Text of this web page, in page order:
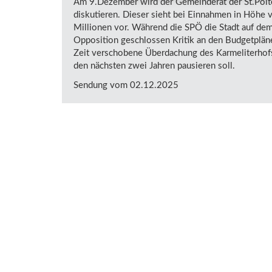
Am 9.Dezember wird der Gemeinderat der
diskutieren. Dieser sieht bei Einnahmen in
Millionen vor. Während die SPÖ die Stadt auf
Opposition geschlossen Kritik an den
Zeit verschobene Überdachung des
den nächsten zwei Jahren pausieren soll.
Sendung vom 02.12.2025